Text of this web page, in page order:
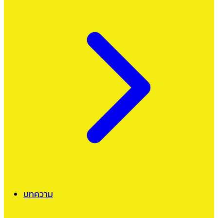
บทความ